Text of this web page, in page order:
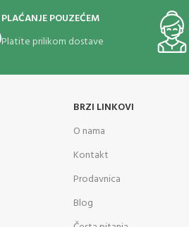
PLAĆANJE POUZEĆEM
Platite prilikom dostave
BRZI LINKOVI
O nama
Kontakt
Prodavnica
Blog